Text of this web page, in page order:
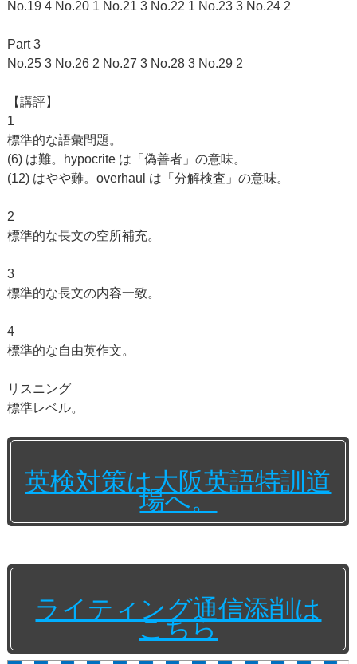
No.19 4 No.20 1 No.21 3 No.22 1 No.23 3 No.24 2
Part 3
No.25 3 No.26 2 No.27 3 No.28 3 No.29 2
【講評】
1
標準的な語彙問題。
(6) は難。hypocrite は「偽善者」の意味。
(12) はやや難。overhaul は「分解検査」の意味。
2
標準的な長文の空所補充。
3
標準的な長文の内容一致。
4
標準的な自由英作文。
リスニング
標準レベル。
英検対策は大阪英語特訓道
場へ。
ライティング通信添削は
こちら